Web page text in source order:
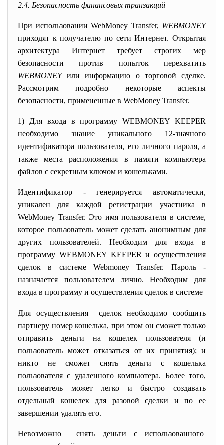
2.4. Безопасность финансовых транзакций
При использовании WebMoney Transfer, WEBMONEY
приходят к получателю по сети Интернет. Открытая
архитектура Интернет требует строгих мер
безопасности против попыток перехватить
WEBMONEYили информацию о торговой сделке.
Рассмотрим подробно некоторые аспекты
безопасности, примененные в WebMoney Transfer.
1) Для входа в программу WEBMONEY KEEPER
необходимо знание уникального 12-значного
идентификатора пользователя, его личного пароля, а
также места расположения в памяти компьютера
файлов с секретным ключом и кошельками.
Идентификатор - генерируется автоматически,
уникален для каждой регистрации участника в
WebMoney Transfer. Это имя пользователя в системе,
которое пользователь может сделать анонимным для
других пользователей. Необходим для входа в
программу WEBMONEY KEEPER и осуществления
сделок в системе Webmoney Transfer. Пароль -
назначается пользователем лично. Необходим для
входа в программу и осуществления сделок в системе
Для осуществления сделок необходимо сообщить
партнеру номер кошелька, при этом он сможет только
отправить деньги на кошелек пользователя (и
пользователь может отказаться от их принятия); и
никто не сможет снять деньги с кошелька
пользователя с удаленного компьютера. Более того,
пользователь может легко и быстро создавать
отдельный кошелек для разовой сделки и по ее
завершении удалять его.
Невозможно снять деньги с использованного